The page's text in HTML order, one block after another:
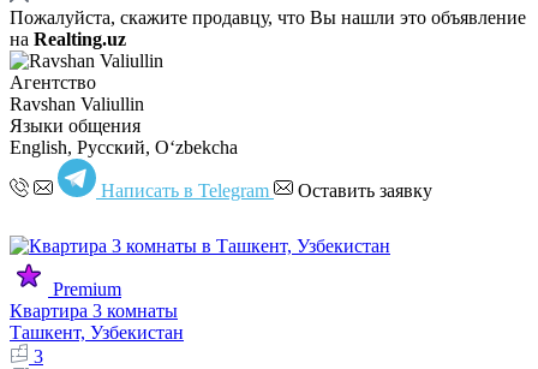
Пожалуйста, скажите продавцу, что Вы нашли это объявление
на Realting.uz
Агентство
Ravshan Valiullin
Языки общения
English, Русский, Oʻzbekcha
Написать в Telegram Оставить заявку
Premium
Квартира 3 комнаты
Ташкент, Узбекистан
3